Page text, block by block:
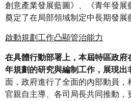
創意產業發展藍圖》、《青年發
奠定了在局部領域制定中長期發展
啟動規劃工作凸顯管治能力
在具體行動部署上，本屆特區政
年規劃的研究與編制工作，展現出
面，政府進行了全面的內部動員
官親自主導、各司局長共同推動，